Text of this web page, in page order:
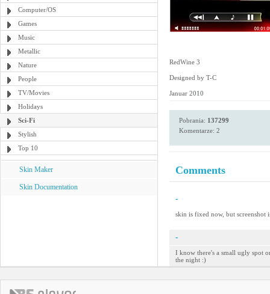
Computer/OS
Games
Music
Metallic
Nature
People
TV/Movies
Holidays
Sci-Fi
Stylish
Top 10
Skin Maker
Skin Documentation
RedWine 3
Designed by T-C
Januar 2010
Pobrania: 137299
Komentarze: 2
Comments
-
skin is fixed now, but
-
I know there's a small ugly spot
the night :)